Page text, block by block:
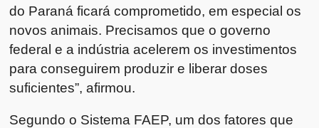
do Paraná ficará comprometido, em especial os
novos animais. Precisamos que o governo
federal e a indústria acelerem os investimentos
para conseguirem produzir e liberar doses
suficientes”, afirmou.
Segundo o Sistema FAEP, um dos fatores que